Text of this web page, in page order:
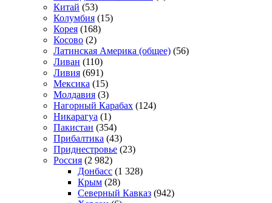
Китай (53)
Колумбия (15)
Корея (168)
Косово (2)
Латинская Америка (общее) (56)
Ливан (110)
Ливия (691)
Мексика (15)
Молдавия (3)
Нагорный Карабах (124)
Никарагуа (1)
Пакистан (354)
Прибалтика (43)
Приднестровье (23)
Россия (2 982)
Донбасс (1 328)
Крым (28)
Северный Кавказ (942)